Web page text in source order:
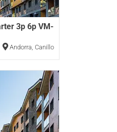
3p 6p VM-
Andorra, Canillo